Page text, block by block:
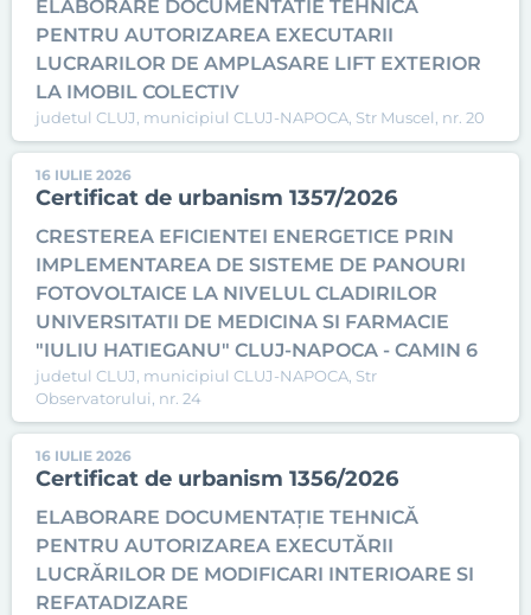
ELABORARE DOCUMENTATIE TEHNICA
PENTRU AUTORIZAREA EXECUTARII
LUCRARILOR DE AMPLASARE LIFT EXTERIOR
LA IMOBIL COLECTIV
judetul CLUJ, municipiul CLUJ-NAPOCA, Str Muscel, nr. 20
16 IULIE 2026
Certificat de urbanism 1357/2026
CRESTEREA EFICIENTEI ENERGETICE PRIN
IMPLEMENTAREA DE SISTEME DE PANOURI
FOTOVOLTAICE LA NIVELUL CLADIRILOR
UNIVERSITATII DE MEDICINA SI FARMACIE
"IULIU HATIEGANU" CLUJ-NAPOCA - CAMIN 6
judetul CLUJ, municipiul CLUJ-NAPOCA, Str
Observatorului, nr. 24
16 IULIE 2026
Certificat de urbanism 1356/2026
ELABORARE DOCUMENTAȚIE TEHNICĂ
PENTRU AUTORIZAREA EXECUTĂRII
LUCRĂRILOR DE MODIFICARI INTERIOARE SI
REFATADIZARE